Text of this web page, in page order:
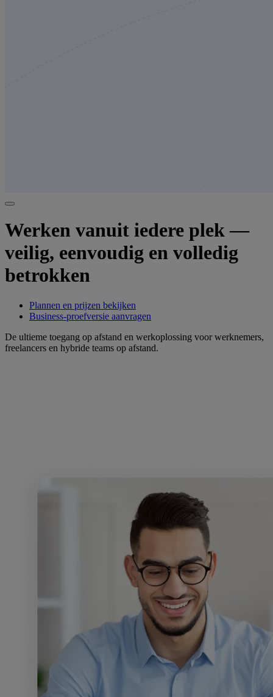
Werken vanuit iedere plek —
veilig, eenvoudig en volledig
betrokken
Plannen en prijzen bekijken
Business-proefversie aanvragen
De ultieme toegang op afstand en werkoplossing voor werknemers,
freelancers en hybride teams op afstand.